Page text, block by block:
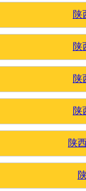
陕
陕
陕
陕
陕